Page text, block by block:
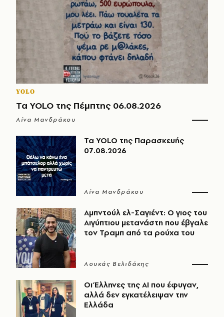
YOLO
Τα YOLO της Πέμπτης 06.08.2026
Λίνα Μανδράκου
Τα YOLO της Παρασκευής
07.08.2026
Λίνα Μανδράκου
Αμπντούλ ελ-Σαγιέντ: Ο γιος του
Αιγύπτιου μετανάστη που έβγαλε
τον Τραμπ από τα ρούχα του
Λουκάς Βελιδάκης
Οι Έλληνες της ΑΙ που έφυγαν,
αλλά δεν εγκατέλειψαν την
Ελλάδα